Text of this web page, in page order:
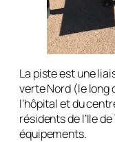
La piste est une
verte Nord (le long
l’hôpital et du
résidents de l’Ile
équipements.